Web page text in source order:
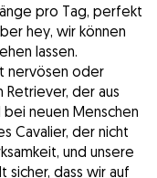
pro Tag, perfekt
hey, wir können
lassen.
nervösen oder
der aus
neuen Menschen
Cavalier, der nicht
und unsere
sicher, dass wir auf